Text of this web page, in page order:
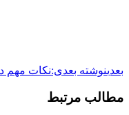
بعدینوشته بعدی:نکات مهم
مطالب مرتبط